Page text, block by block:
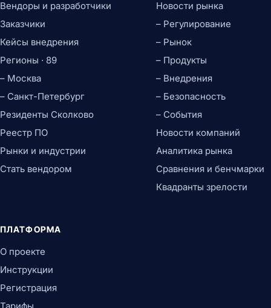
Вендоры и разработчики
Заказчики
Кейсы внедрения
Регионы · 89
– Москва
– Санкт-Петербург
Резиденты Сколково
Реестр ПО
Рынки и индустрии
Стать вендором
Новости рынка
– Регулирование
– Рынок
– Продукты
– Внедрения
– Безопасность
– События
Новости компаний
Аналитика рынка
Сравнения и бенчмарки
Квадранты зрелости
ПЛАТФОРМА
О проекте
Инструкции
Регистрация